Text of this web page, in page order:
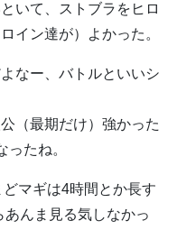
いて、ストブラをヒロ
イン達が）よかった。
なー、バトルといいシ
（最期だけ）強かった
ったね。
マギは4時間とか長す
んま見る気しなかっ